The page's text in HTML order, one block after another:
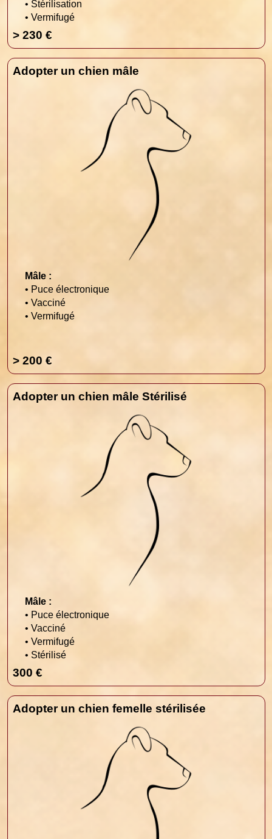
• Stérilisation
• Vermifugé
> 230 €
Adopter un chien mâle
Mâle :
• Puce électronique
• Vacciné
• Vermifugé
> 200 €
Adopter un chien mâle Stérilisé
Mâle :
• Puce électronique
• Vacciné
• Vermifugé
• Stérilisé
300 €
Adopter un chien femelle stérilisée